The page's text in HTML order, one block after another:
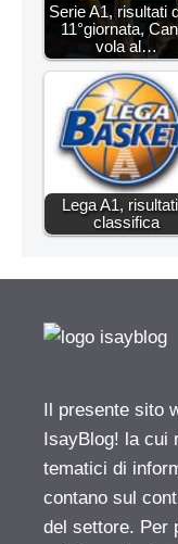
Serie A1, risultati
11°giornata,
vola al…
Lega A1,
classifica
Il presente sito
IsayBlog! la cui
tematici di
contano sul
del settore. Per